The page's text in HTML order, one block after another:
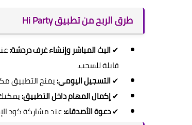
طرق الربح من تطبيق Hi Party
✔البث المباشر وإنشاء غرف دردشة:
قابلة للسحب.
✔التسجيل اليومي:يمنح التطبيق
✔إكمال المهام داخل التطبيق:
✔دعوة الأصدقاء:عند مشاركة كود